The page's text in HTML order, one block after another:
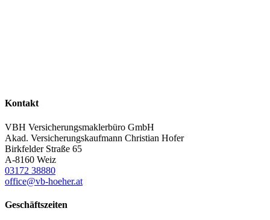
Kontakt
VBH Versicherungsmaklerbüro GmbH
Akad. Versicherungskaufmann Christian Hofer
Birkfelder Straße 65
A-8160 Weiz
03172 38880
office@vb-hoeher.at
Geschäftszeiten